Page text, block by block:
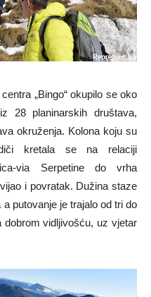
„Bingo“ okupilo se oko
28 planinarskih društava,
okruženja. Kolona koju su
kretala se na relaciji
via Serpetine do vrha
i povratak. Dužina staze
putovanje je trajalo od tri do
dobrom vidljivošću, uz vjetar